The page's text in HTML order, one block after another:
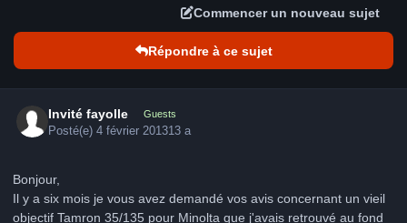
Commencer un nouveau sujet
Répondre à ce sujet
Invité fayolle Guests
Posté(e)4 février 201313 a
Bonjour,
Il y a six mois je vous avez demandé vos avis concernant un vieil
objectif Tamron 35/135 pour Minolta que j'avais retrouvé au fond